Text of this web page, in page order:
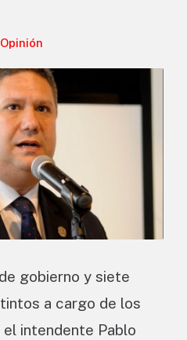
Opinión
gobierno y siete
a cargo de los
el intendente Pablo